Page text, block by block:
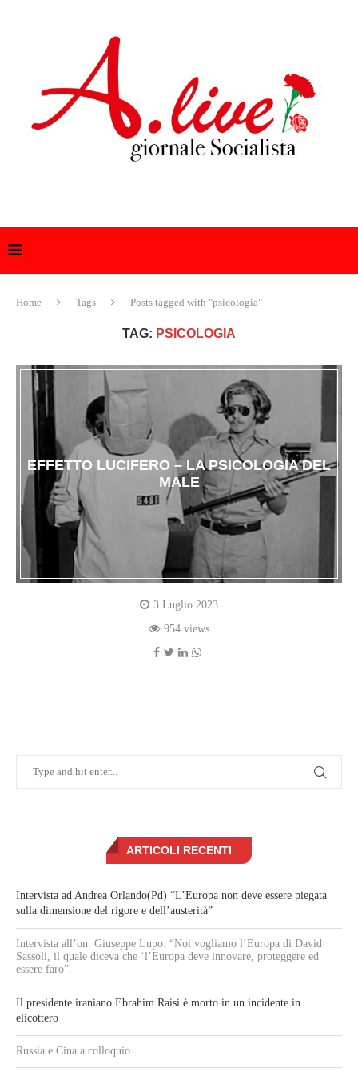
Home Tags Posts tagged with "psicologia"
TAG: PSICOLOGIA
EFFETTO LUCIFERO – LA PSICOLOGIA DEL
MALE
3 Luglio 2023
954 views
ARTICOLI RECENTI
Intervista ad Andrea Orlando(Pd) “L’Europa non deve essere piegata
sulla dimensione del rigore e dell’austerità”
Intervista all’on. Giuseppe Lupo: “Noi vogliamo l’Europa di David
Sassoli, il quale diceva che ‘l’Europa deve innovare, proteggere ed
essere faro”.
Il presidente iraniano Ebrahim Raisi è morto in un incidente in
elicottero
Russia e Cina a colloquio